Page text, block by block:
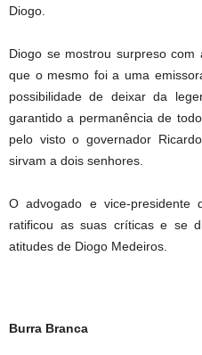
Diogo.
Diogo se mostrou surpreso
que o mesmo foi a uma
possibilidade de deixar da
garantido a permanência de
pelo visto o governador
sirvam a dois senhores.
O advogado e vice-presidente
ratificou as suas críticas e se
atitudes de Diogo Medeiros.
Burra Branca